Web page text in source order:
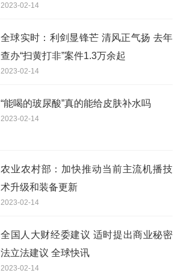
2023-02-14
全球实时：利剑显锋芒 清风正气扬 去年
查办“扫黄打非”案件1.3万余起
2023-02-14
“能喝的玻尿酸”真的能给皮肤补水吗
2023-02-14
农业农村部：加快推动当前主流机播技
术升级和装备更新
2023-02-14
全国人大财经委建议 适时提出商业秘密
法立法建议 全球快讯
2023-02-14